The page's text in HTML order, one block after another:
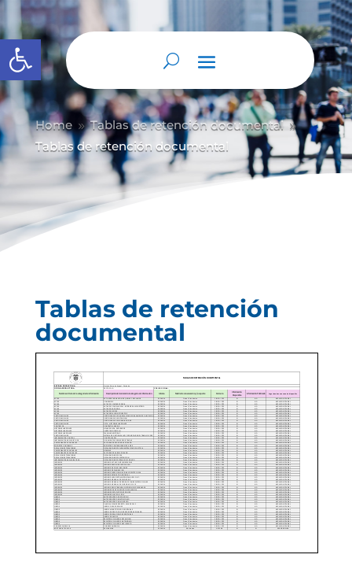
Abrir barra de herramientas
Home 9 Tablas de retención documental 9
Tablas de retención documental
Tablas de retención
documental